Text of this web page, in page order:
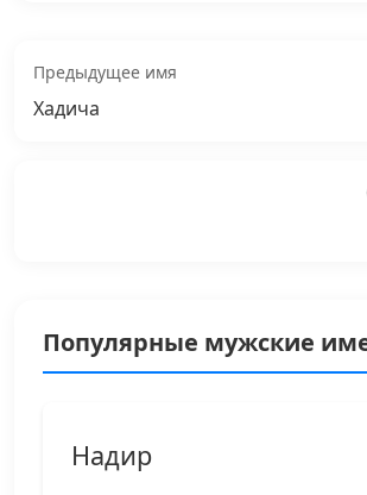
Предыдущее имя
Хадича
Популярные мужские
Надир